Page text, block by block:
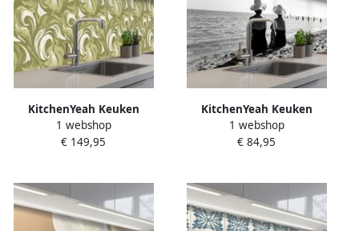
KitchenYeah Keuken
achterwand 400x80 cm
Spatscherm zelfklevend
fornuis
1 webshop
€ 149,95
KitchenYeah Keuken
achterwand 250x60 cm
Spatscherm zelfklevend
Spatwand fornuis
1 webshop
€ 84,95